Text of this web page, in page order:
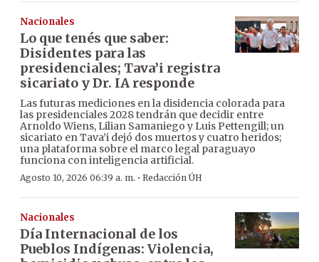
Nacionales
Lo que tenés que saber:
Disidentes para las
presidenciales; Tava’i registra
sicariato y Dr. IA responde
Las futuras mediciones en la disidencia colorada para
las presidenciales 2028 tendrán que decidir entre
Arnoldo Wiens, Lilian Samaniego y Luis Pettengill; un
sicariato en Tava’i dejó dos muertos y cuatro heridos;
una plataforma sobre el marco legal paraguayo
funciona con inteligencia artificial.
Agosto 10, 2026 06:39 a. m. · Redacción ÚH
Nacionales
Día Internacional de los
Pueblos Indígenas: Violencia,